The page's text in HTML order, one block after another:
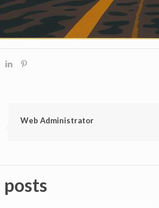
Web Administrator
posts